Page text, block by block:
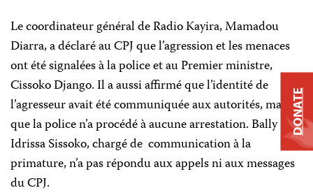
Le coordinateur général de Radio Kayira, Mamadou
Diarra, a déclaré au CPJ que l’agression et les menaces
ont été signalées à la police et au Premier ministre,
Cissoko Django. Il a aussi affirmé que l’identité de
l’agresseur avait été communiquée aux autorités, mais
que la police n’a procédé à aucune arrestation. Bally
Idrissa Sissoko, chargé de communication à la
primature, n’a pas répondu aux appels ni aux messages
du CPJ.
DONATE